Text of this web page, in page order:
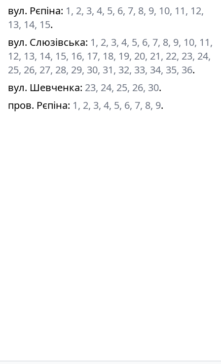
вул. Рєпіна: 1, 2, 3, 4, 5, 6, 7, 8, 9, 10, 11, 12,
13, 14, 15.
вул. Слюзівська: 1, 2, 3, 4, 5, 6, 7, 8, 9, 10, 11,
12, 13, 14, 15, 16, 17, 18, 19, 20, 21, 22, 23, 24,
25, 26, 27, 28, 29, 30, 31, 32, 33, 34, 35, 36.
вул. Шевченка: 23, 24, 25, 26, 30.
пров. Рєпіна: 1, 2, 3, 4, 5, 6, 7, 8, 9.